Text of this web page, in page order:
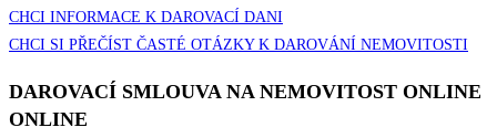
CHCI INFORMACE K DAROVACÍ DANI
CHCI SI PŘEČÍST ČASTÉ OTÁZKY K DAROVÁNÍ NEMOVITOSTI
DAROVACÍ SMLOUVA NA NEMOVITOST ONLINE
ONLINE